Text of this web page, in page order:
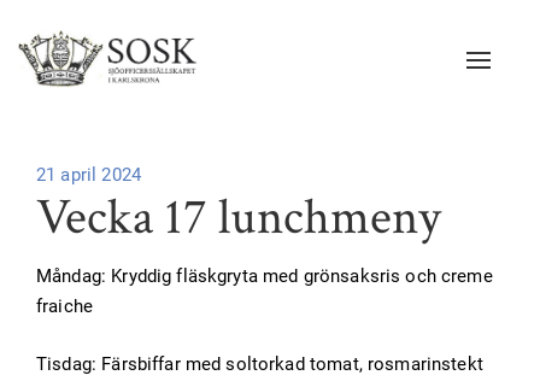
Publicerad
på
21 april 2024
Vecka 17 lunchmeny
Måndag: Kryddig fläskgryta med grönsaksris och creme
fraiche
Tisdag: Färsbiffar med soltorkad tomat, rosmarinstekt